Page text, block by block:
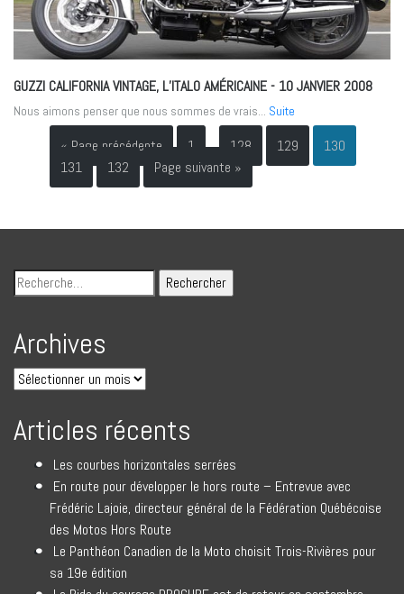
GUZZI CALIFORNIA VINTAGE, L’ITALO AMÉRICAINE- 10 JANVIER 2008
Nous aimons penser que nous sommes de vrais... Suite
« Page précédente 1 … 128 129
130
131
132 Page suivante »
Archives
Articles récents
Les courbes horizontales serrées
En route pour développer le hors route – Entrevue avec
Frédéric Lajoie, directeur général de la Fédération Québécoise
des Motos Hors Route
Le Panthéon Canadien de la Moto choisit Trois-Rivières pour
sa 19e édition